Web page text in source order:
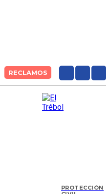
RECLAMOS
PROTECCIÓN